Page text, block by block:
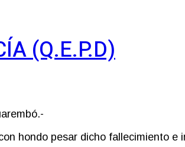
(Q.E.P.D)
hondo pesar dicho fallecimiento